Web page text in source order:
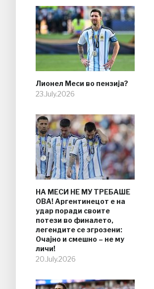
Лионел Меси во пензија?
23.July.2026
НА МЕСИ НЕ МУ ТРЕБАШЕ
ОВА! Аргентинецот е на
удар поради своите
потези во финалето,
легендите се згрозени:
Очајно и смешно – не му
личи!
20.July.2026